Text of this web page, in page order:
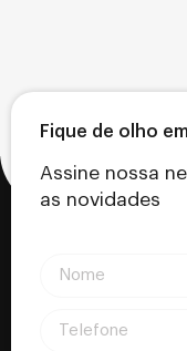
Fique de olho
Assine nossa
as novidades